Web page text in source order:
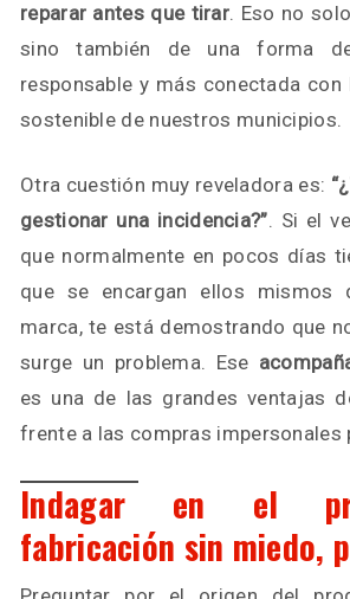
reparar antes que tirar. Eso no
sino también de una forma
responsable y más conectada
sostenible de nuestros municipios.
Otra cuestión muy reveladora es:
gestionar una incidencia?”. Si el
que normalmente en pocos días
que se encargan ellos mismos
marca, te está demostrando que
surge un problema. Ese
es una de las grandes ventajas
frente a las compras impersonales
Indagar en el
fabricación sin miedo,